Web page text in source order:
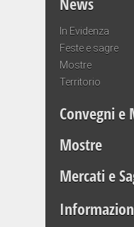
In Evidenza
Feste e sagre
Mostre
Territorio
Convegni e
Mostre
Mercati e